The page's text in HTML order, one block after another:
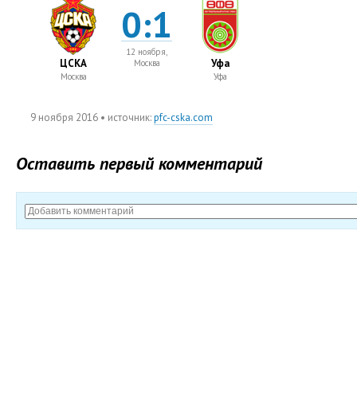
ЦСКА
Москва
0:1
12 ноября,
Москва
Уфа
Уфа
9 ноября 2016 • источник:pfc-cska.com
Оставить первый комментарий